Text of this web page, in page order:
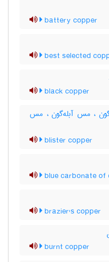
battery copper
best selected
black copper
، مس آبله‌گون ، مس
blister copper
blue carbonate of
brazier's copper
burnt copper